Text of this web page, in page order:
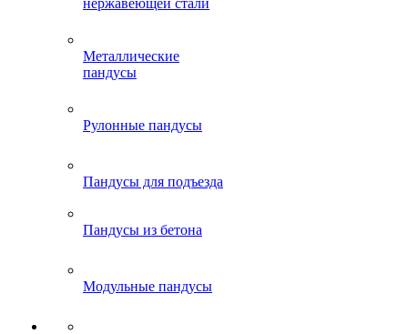
нержавеющей стали
Металлические
пандусы
Рулонные пандусы
Пандусы для подъезда
Пандусы из бетона
Модульные пандусы